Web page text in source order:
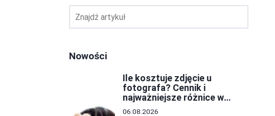
Nowości
Ile kosztuje zdjęcie u
fotografa? Cennik i
najważniejsze różnice w
cenach
06.08.2026